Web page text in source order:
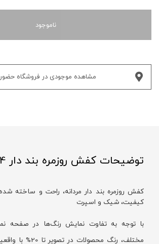
ناموجود
مشاهده موجودی در فروشگاه
توضیحات کفش روزمره بند دار 44354
کفش روزمره بند دار مردانه، راحت و ساخته
کیفیت، شیک و اسپرت
با توجه به تفاوت نمایش رنگ‌ها در صفحه
مختلف، رنگ محصولات